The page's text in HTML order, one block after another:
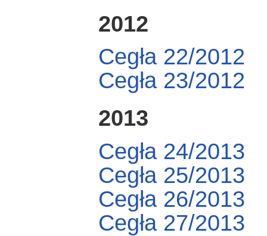
2012
Cegła 22/2012
Cegła 23/2012
2013
Cegła 24/2013
Cegła 25/2013
Cegła 26/2013
Cegła 27/2013